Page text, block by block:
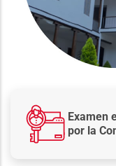
Examen
por la